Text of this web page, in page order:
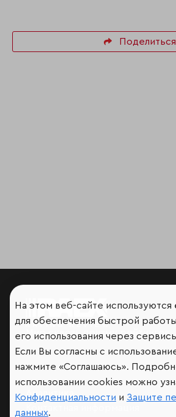
Поделиться
Мир сквозь призму рейтингов
Аналитика
На этом веб-сайте используются
для обеспечения быстрой
его использования через
Если Вы согласны с
нажмите «Соглашаюсь».
использовании cookies можно
Конфиденциальности и Защите
данных.